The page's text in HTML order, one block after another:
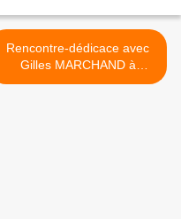
Rencontre-dédicace avec
Gilles MARCHAND à
Angers >